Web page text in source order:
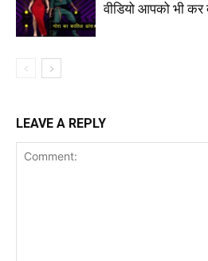
वीडियो आपको भी कर
LEAVE A REPLY